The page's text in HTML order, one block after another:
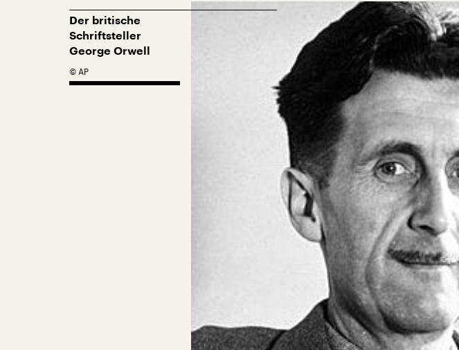
Der britische
Schriftsteller
George Orwell
© AP